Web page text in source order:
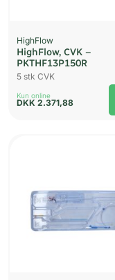
HighFlow
HighFlow, CVK –
PKTHF13P150R
5 stk CVK
Kun online
DKK 2.371,88